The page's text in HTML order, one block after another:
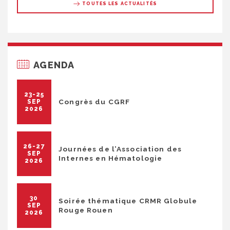
TOUTES LES ACTUALITÉS
AGENDA
23-25
SEP
2026
Congrès du CGRF
26-27
SEP
2026
Journées de l’Association des
Internes en Hématologie
30
SEP
2026
Soirée thématique CRMR Globule
Rouge Rouen